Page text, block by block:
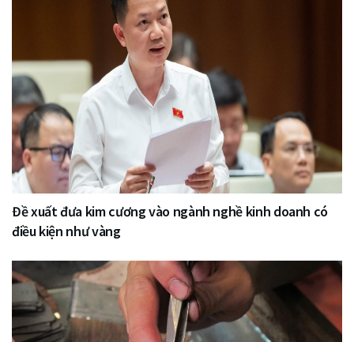
Đề xuất đưa kim cương vào ngành nghề kinh doanh có
điều kiện như vàng